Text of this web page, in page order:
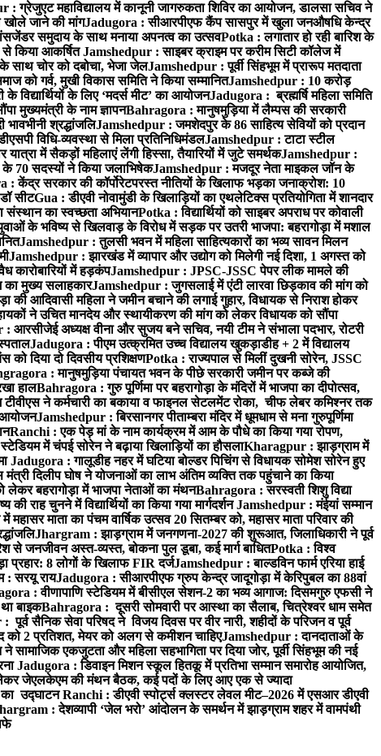
: ग्रेजुएट महाविद्यालय में कानूनी जागरुकता शिविर का आयोजन, डालसा सचिव ने
जाने की मांगJadugora : सीआरपीएफ कैंप सासपुर में खुला जनऔषधि केन्द्र
समुदाय के साथ मनाया अपनत्व का उत्सवPotka : लगातार हो रही बारिश के
से किया आकर्षितJamshedpur : साइबर क्राइम पर करीम सिटी कॉलेज में
साथ चोर को दबोचा, भेजा जेलJamshedpur : पूर्वी सिंहभूम में प्रारूप मतदाता
को गर्व, मुखी विकास समिति ने किया सम्मानितJamshedpur : 10 करोड़
विद्यार्थियों के लिए ‘मदर्स मीट’ का आयोजनJadugora : ब्रह्मर्षि महिला समिति
मुख्यमंत्री के नाम ज्ञापनBahragora : मानुषमुड़िया में लैम्पस की सरकारी
श्रद्धांजलिJamshedpur : जमशेदपुर के 86 साहित्य सेवियों को प्रदान
विधि-व्यवस्था से मिला प्रतिनिधिमंडलJamshedpur : टाटा स्टील
में सैकड़ों महिलाएं लेंगी हिस्सा, तैयारियों में जुटे समर्थकJamshedpur :
के 70 सदस्यों ने किया जलाभिषेकJamshedpur : मजदूर नेता माइकल जॉन के
: केंद्र सरकार की कॉर्पोरेटपरस्त नीतियों के खिलाफ भड़का जनाक्रोश: 10
सीटGua : डीएवी नोवामुंडी के खिलाड़ियों का एथलेटिक्स प्रतियोगिता में शानदार
संस्थान का स्वच्छता अभियानPotka : विद्यार्थियों को साइबर अपराध पर कोवाली
के भविष्य से खिलवाड़ के विरोध में सड़क पर उतरी भाजपा: बहरागोड़ा में मशाल
Jamshedpur : तुलसी भवन में महिला साहित्यकारों का भव्य सावन मिलन
Jamshedpur : झारखंड में व्यापार और उद्योग को मिलेगी नई दिशा, 1 अगस्त को
कारोबारियों में हड़कंपJamshedpur : JPSC-JSSC पेपर लीक मामले की
का मुख्य सलाहकारJamshedpur : जुगसलाई में एंटी लारवा छिड़काव की मांग को
की आदिवासी महिला ने जमीन बचाने की लगाई गुहार, विधायक से निराश होकर
ने उचित मानदेय और स्थायीकरण की मांग को लेकर विधायक को सौंपा
आरसीजेई अध्यक्ष वीना और सुजय बने सचिव, नयी टीम ने संभाला पदभार, रोटरी
Jadugora : पीएम उत्क्रमित उच्च विद्यालय खुकड़ाडीह + 2 में विद्यालय
दिया दो दिवसीय प्रशिक्षणPotka : राज्यपाल से मिलीं दुखनी सोरेन, JSSC
: मानुषमुड़िया पंचायत भवन के पीछे सरकारी जमीन पर कब्जे की
हालBahragora : गुरु पूर्णिमा पर बहरागोड़ा के मंदिरों में भाजपा का दीपोत्सव,
ने कर्मचारी का बकाया व फाइनल सेटलमेंट रोका, चीफ लेबर कमिश्नर तक
आयोजनJamshedpur : बिरसानगर पीताम्बरा मंदिर में धूमधाम से मना गुरुपूर्णिमा
Ranchi : एक पेड़ मां के नाम कार्यक्रम में आम के पौधे का किया गया रोपण,
में चंपई सोरेन ने बढ़ाया खिलाड़ियों का हौसलाKharagpur : झाड़ग्राम में
Jadugora : गालूडीह नहर में घटिया बोल्डर पिचिंग से विधायक सोमेश सोरेन हुए
दिलीप घोष ने योजनाओं का लाभ अंतिम व्यक्ति तक पहुंचाने का किया
बहरागोड़ा में भाजपा नेताओं का मंथनBahragora : सरस्वती शिशु विद्या
राह चुनने में विद्यार्थियों का किया गया मार्गदर्शनJamshedpur : मंईयां सम्मान
माता का पंचम वार्षिक उत्सव 20 सितम्बर को, महासर माता परिवार की
Jhargram : झाड़ग्राम में जनगणना-2027 की शुरूआत, जिलाधिकारी ने पूर्व
से जनजीवन अस्त-व्यस्त, बोकना पुल डूबा, कई मार्ग बाधितPotka : विश्व
प्रहार: 8 लोगों के खिलाफ FIR दर्जJamshedpur : बाल्डविन फार्म एरिया हाई
: सरयू रायJadugora : सीआरपीएफ ग्रुप केन्द्र जादूगोड़ा में केरिपुबल का 88वां
: वीणापाणि स्टेडियम में बीसीएल सेशन-2 का भव्य आगाज: दिसमगुरु एफसी ने
बाइकBahragora : दूसरी सोमवारी पर आस्था का सैलाब, चित्रेश्वर धाम समेत
पूर्व सैनिक सेवा परिषद ने विजय दिवस पर वीर नारी, शहीदों के परिजन व पूर्व
को 2 प्रतिशत, मेयर को अलग से कमीशन चाहिएJamshedpur : दानदाताओं के
एकजुटता और महिला सहभागिता पर दिया जोर, पूर्वी सिंहभूम की नई
Jadugora : डिवाइन मिशन स्कूल हितकू में प्रतिभा सम्मान समारोह आयोजित,
जेएलकेएम की मंथन बैठक, कई पदों के लिए आए एक से ज्यादा
का उद्घाटनRanchi : डीएवी स्पोर्ट्स क्लस्टर लेवल मीट–2026 में एसआर डीएवी
: देशव्यापी ‘जेल भरो’ आंदोलन के समर्थन में झाड़ग्राम शहर में वामपंथी